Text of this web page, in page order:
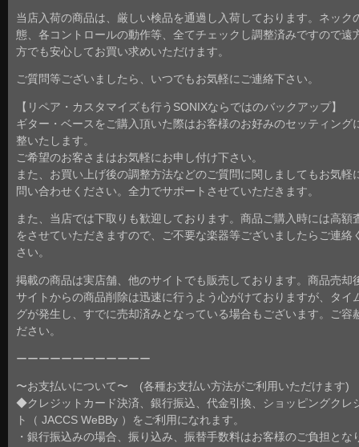
当店入荷の商品は、厳しい検品を通過し入荷しております。ネック
態、各コントロールの動作等、全てチェックし調整済みですので遠
方でも安心してお買い求めいただけます。
ご質問等ございましたら、いつでもお気軽にご連絡下さい。
【リペア・カスタマイズも行うSONIXならではのバックアップ】
ギター・ベースをご購入頂いた際はお客様のお好みのセッティング
整いたします。
ご希望のお客さまはお気軽にお申し付け下さい。
また、お買い上げ後の調整方法などのご質問に関しましてもお気軽
問い合わせください。全力でサポートさせていただきます。
また、当店では下取りも歓迎しております。商品ご購入時には高額
をさせていただきますので、ご不要な楽器等ございましたらご連絡
さい。
掲載の商品は実店舗、他のサイトでも販売しております。商品売却
サイトからの商品削除は迅速に行うよう心がけておりますが、タイ
グが発生し、すでに売却済みとなっている場合もございます。ご容
ださい。
ーーーーーーーーーーーー
〜お支払いについて〜 (各種お支払い方法がご利用いただけます)
◆クレジットカード決済、銀行振込、代金引換、ショッピングクレ
ト（ JACCS WeBBy ）をご利用になれます。
・銀行振込みの場合、振り込み、振替手数料はお客様のご負担とな